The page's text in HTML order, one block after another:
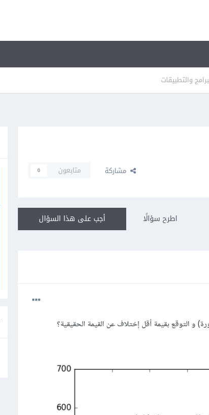
والتطبيقات
مشاركة متابعون 0
أجب على هذا السؤال اطرح سؤالًا
و التوقع بقيمة أقل إختلاف عن القيمة الحقيقية؟